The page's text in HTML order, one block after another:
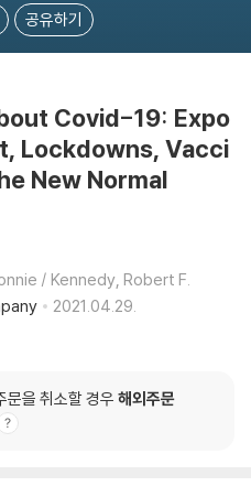
공유하기
Covid-19: Expo
Lockdowns, Vacci
New Normal
/ Kennedy, Robert F.
2021.04.29.
문을 취소할 경우 해외주문